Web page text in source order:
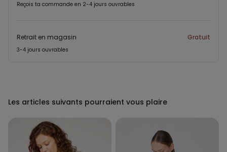
Reçois ta commande en 2-4 jours ouvrables
Retrait en magasin Gratuit
3-4 jours ouvrables
Les articles suivants pourraient vous plaire